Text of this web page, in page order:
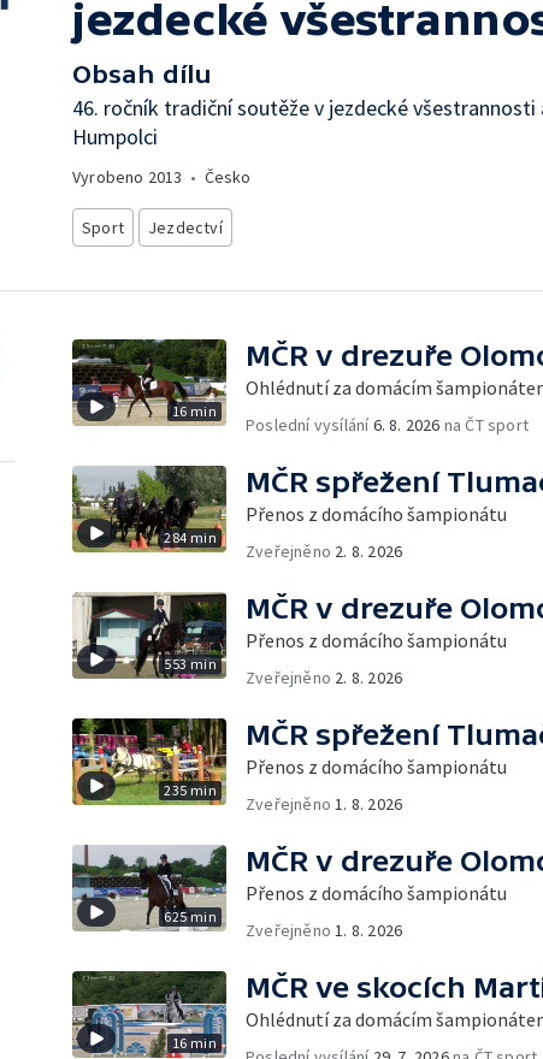
jezdecké
Obsah dílu
46. ročník tradiční soutěže v jezdecké všestrannosti
Humpolci
Vyrobeno 2013 • Česko
Sport Jezdectví
16 min
MČR v drezuře
Ohlédnutí za domácím
Poslední vysílání6. 8. 2026 na ČT sport
284 min
MČR spřežení
Přenos z domácího šampionátu
Zveřejněno 2. 8. 2026
553 min
MČR v drezuře
Přenos z domácího šampionátu
Zveřejněno 2. 8. 2026
235 min
MČR spřežení
Přenos z domácího šampionátu
Zveřejněno1. 8. 2026
625 min
MČR v drezuře
Přenos z domácího šampionátu
Zveřejněno1. 8. 2026
16 min
MČR ve skocích
Ohlédnutí za domácím